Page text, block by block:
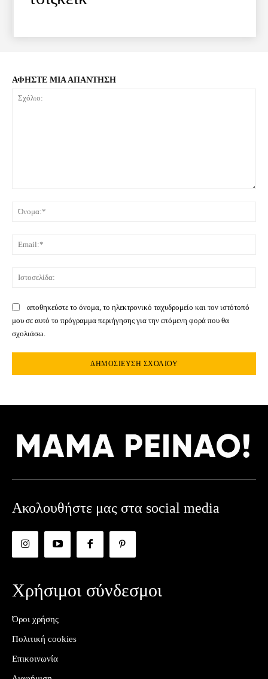
ΑΦΗΣΤΕ ΜΙΑ ΑΠΑΝΤΗΣΗ
αποθηκεύστε το όνομα, το ηλεκτρονικό ταχυδρομείο και τον ιστότοπό
μου σε αυτό το πρόγραμμα περιήγησης για την επόμενη φορά που θα
σχολιάσω.
Ακολουθήστε μας στα social media
Χρήσιμοι σύνδεσμοι
Όροι χρήσης
Πολιτική cookies
Επικοινωνία